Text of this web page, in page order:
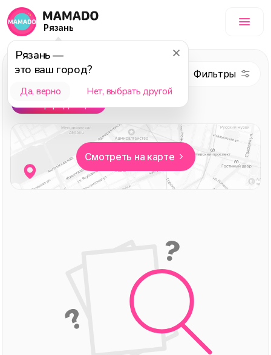
Рязань
Рязань—
это ваш город?
Да, верно Нет, выбрать другой
Красота, темы:
Выбор редакции
Смотреть на карте